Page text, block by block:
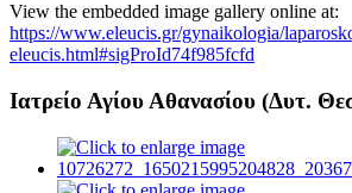
View the embedded image gallery online at:
https://www.eleucis.gr/gynaikologia/
eleucis.html#sigProId74f985fcfd
Ιατρείο Αγίου Αθανασίου (Δυτ.